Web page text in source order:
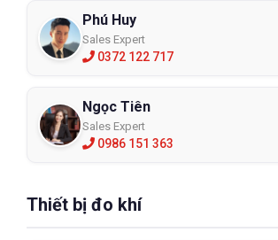
Phú Huy
Sales Expert
0372 122 717
Ngọc Tiên
Sales Expert
0986 151 363
Thiết bị đo khí